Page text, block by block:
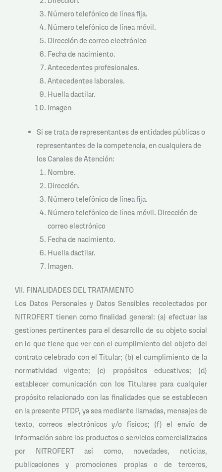
Número telefónico de línea fija.
Número telefónico de línea móvil.
Dirección de correo electrónico
Fecha de nacimiento.
Antecedentes profesionales.
Antecedentes laborales.
Huella dactilar.
Imagen
Si se trata de representantes de entidades públicas o
representantes de la competencia, en cualquiera de
los Canales de Atención:
Nombre.
Dirección.
Número telefónico de línea fija.
Número telefónico de línea móvil. Dirección de
correo electrónico
Fecha de nacimiento.
Huella dactilar.
Imagen.
VII. FINALIDADES DEL TRATAMENTO
Los Datos Personales y Datos Sensibles recolectados por
NITROFERT tienen como finalidad general: (a) efectuar las
gestiones pertinentes para el desarrollo de su objeto social
en lo que tiene que ver con el cumplimiento del objeto del
contrato celebrado con el Titular; (b) el cumplimiento de la
normatividad vigente; (c) propósitos educativos; (d)
establecer comunicación con los Titulares para cualquier
propósito relacionado con las finalidades que se establecen
en la presente PTDP, ya sea mediante llamadas, mensajes de
texto, correos electrónicos y/o físicos; (f) el envío de
información sobre los productos o servicios comercializados
por NITROFERT así como, novedades, noticias,
publicaciones y promociones propias o de terceros,